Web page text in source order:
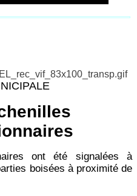
ont été signalées à
boisées à proximité de